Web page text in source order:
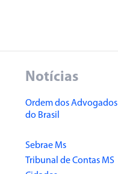
Notícias
Ordem dos Advogados
do Brasil
Sebrae Ms
Tribunal de Contas MS